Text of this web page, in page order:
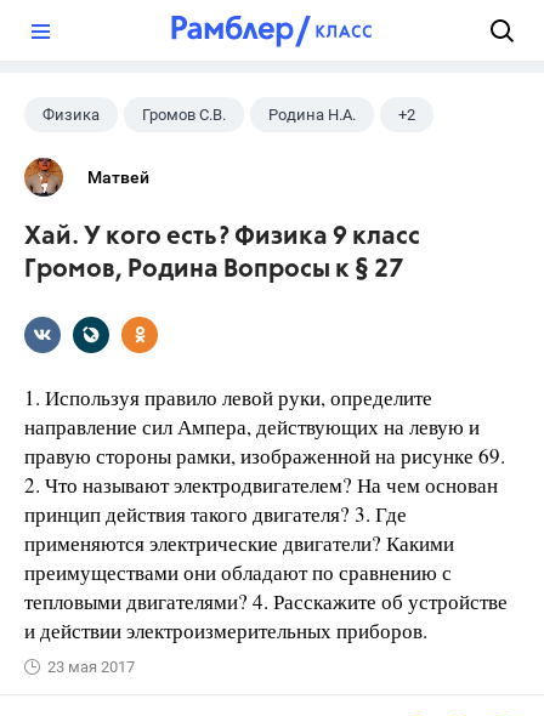
Физика Громов С.В. Родина Н.А. +2
9 класс
Матвей
Хай. У кого есть? Физика 9 класс
Громов, Родина Вопросы к § 27
1. Используя правило левой руки, определите
направление сил Ампера, действующих на левую и
правую стороны рамки, изображенной на рисунке 69.
2. Что называют электродвигателем? На чем основан
принцип действия такого двигателя? 3. Где
применяются электрические двигатели? Какими
преимуществами они обладают по сравнению с
тепловыми двигателями? 4. Расскажите об устройстве
и действии электроизмерительных приборов.
23 мая 2017